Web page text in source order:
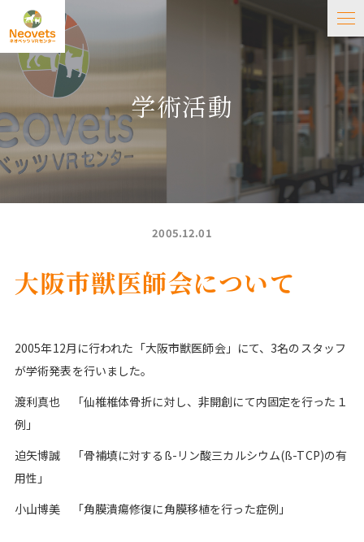
学術活動
2005.12.01
大阪市獣医師会について
2005年12月に行われた「大阪市獣医師会」にて、3名のスタッフ
が学術発表を行いました。
渡利真也 「仙椎椎体骨折に対し、非開創にて内固定を行った１
例」
迫矢博誠 「骨補填に対するß-リン酸三カルシウム(ß-TCP)の有
用性」
小山博美 「角膜潰瘍修復に角膜移植を行った症例」